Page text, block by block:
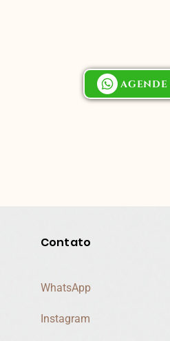
Contato
WhatsApp
Instagram